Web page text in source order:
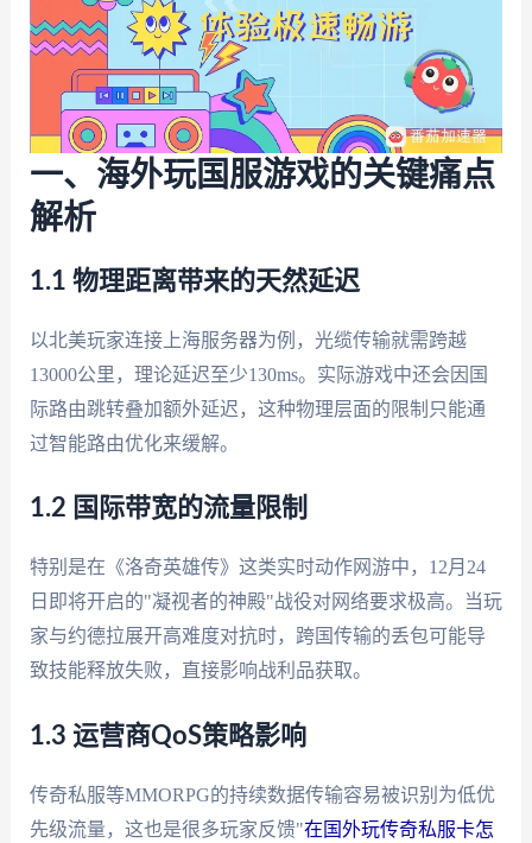
一、海外玩国服游戏的关键痛点
解析
1.1 物理距离带来的天然延迟
以北美玩家连接上海服务器为例，光缆传输就需跨越
13000公里，理论延迟至少130ms。实际游戏中还会因国
际路由跳转叠加额外延迟，这种物理层面的限制只能通
过智能路由优化来缓解。
1.2 国际带宽的流量限制
特别是在《洛奇英雄传》这类实时动作网游中，12月24
日即将开启的"凝视者的神殿"战役对网络要求极高。当玩
家与约德拉展开高难度对抗时，跨国传输的丢包可能导
致技能释放失败，直接影响战利品获取。
1.3 运营商QoS策略影响
传奇私服等MMORPG的持续数据传输容易被识别为低优
先级流量，这也是很多玩家反馈"在国外玩传奇私服卡怎